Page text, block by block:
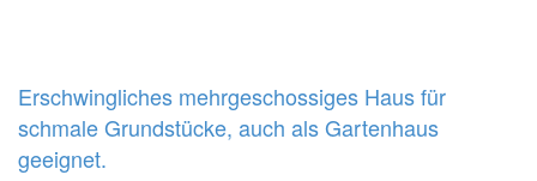
Erschwingliches mehrgeschossiges Haus für
schmale Grundstücke, auch als Gartenhaus
geeignet.